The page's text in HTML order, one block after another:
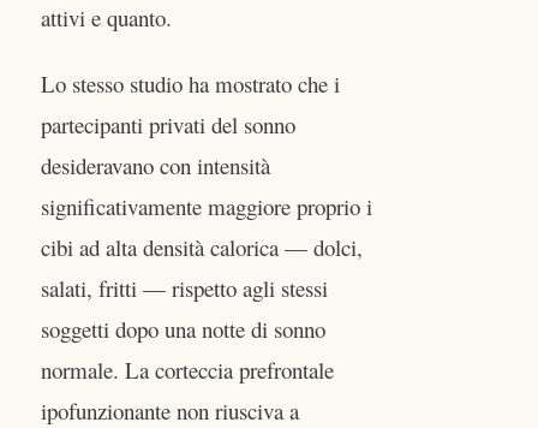
attivi e quanto.
Lo stesso studio ha mostrato che i
partecipanti privati del sonno
desideravano con intensità
significativamente maggiore proprio i
cibi ad alta densità calorica — dolci,
salati, fritti — rispetto agli stessi
soggetti dopo una notte di sonno
normale. La corteccia prefrontale
ipofunzionante non riusciva a